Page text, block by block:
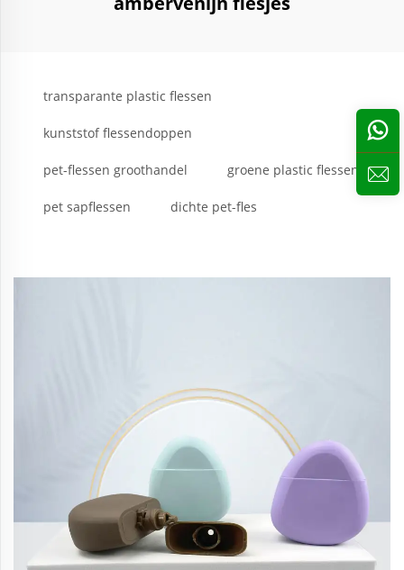
transparante plastic flessen
kunststof flessendoppen
pet-flessen groothandel groene plastic flessen
pet sapflessen dichte pet-fles